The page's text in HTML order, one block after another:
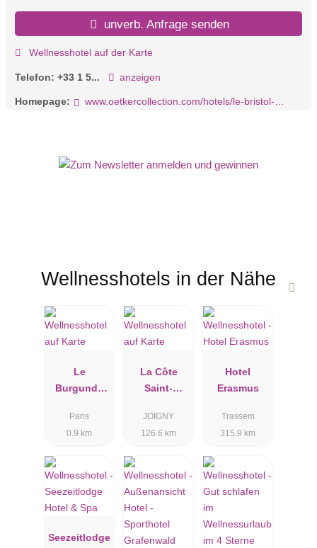
unverb. Anfrage senden
Wellnesshotel auf der Karte
Telefon: +33 1 5... anzeigen
Homepage: www.oetkercollection.com/hotels/le-bristol-paris
Wellnesshotels in der Nähe
Le
Burgundy
Paris
0.9 km
La Côte
Saint-
JOIGNY
126.6 km
Hotel
Erasmus
Trassem
315.9 km
Seezeitlodge